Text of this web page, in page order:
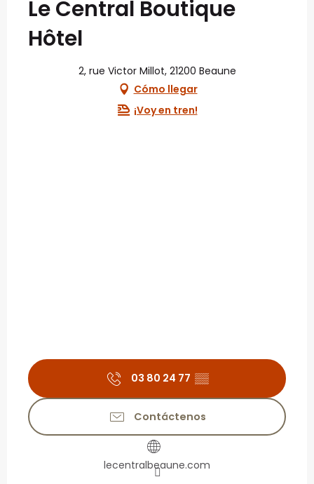
Le Central Boutique
Hôtel
2, rue Victor Millot, 21200 Beaune
Cómo llegar
¡Voy en tren!
03 80 24 77 ▒▒
Contáctenos
lecentralbeaune.com